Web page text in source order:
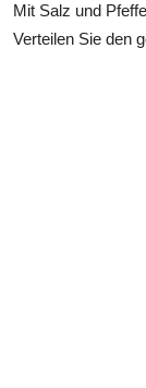
Mit Salz und
Verteilen Sie den